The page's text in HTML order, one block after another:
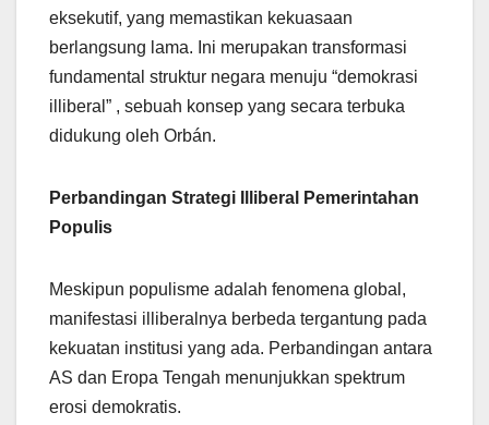
eksekutif, yang memastikan kekuasaan
berlangsung lama. Ini merupakan transformasi
fundamental struktur negara menuju “demokrasi
illiberal” , sebuah konsep yang secara terbuka
didukung oleh Orbán.
Perbandingan Strategi Illiberal Pemerintahan
Populis
Meskipun populisme adalah fenomena global,
manifestasi illiberalnya berbeda tergantung pada
kekuatan institusi yang ada. Perbandingan antara
AS dan Eropa Tengah menunjukkan spektrum
erosi demokratis.